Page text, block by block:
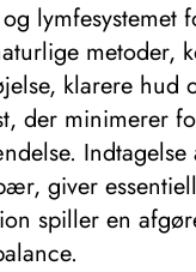
lymfesystemet
metoder,
klarere
der minimerer
Indtagelse
giver
spiller en